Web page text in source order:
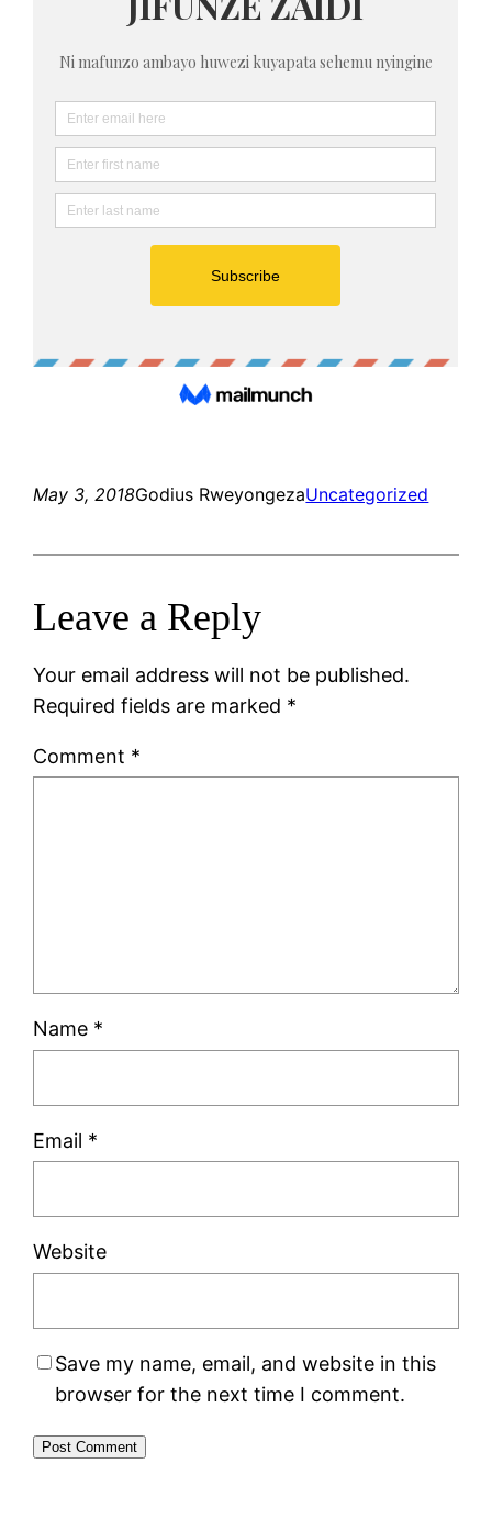
May 3, 2018Godius RweyongezaUncategorized
Leave a Reply
Your email address will not be published.
Required fields are marked *
Comment *
Name *
Email *
Website
Save my name, email, and website in this
browser for the next time I comment.